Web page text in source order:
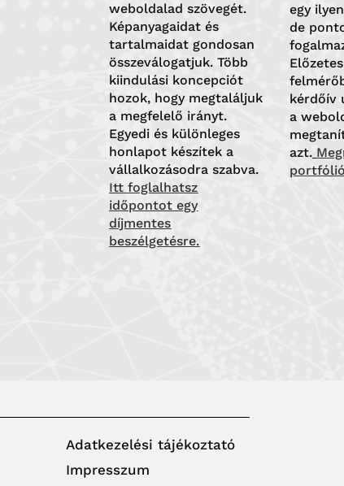
weboldalad szövegét.
Képanyagaidat és
tartalmaidat gondosan
összeválogatjuk. Több
kiindulási koncepciót
hozok, hogy megtaláljuk
a megfelelő irányt.
Egyedi és különleges
honlapot készítek a
vállalkozásodra szabva.
Ittfoglalhatsz
időpontot egy
díjmentes
beszélgetésre.
egy
de
Előzetes
kérdőív
a
azt.
Adatkezelési tájékoztató
Impresszum